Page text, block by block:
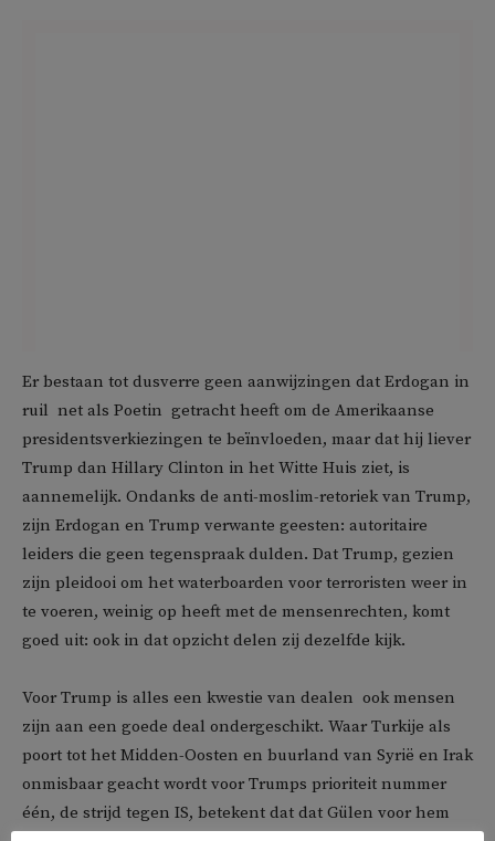
Er bestaan tot dusverre geen aanwijzingen dat Erdogan in
ruil  net als Poetin  getracht heeft om de Amerikaanse
presidentsverkiezingen te beïnvloeden, maar dat hij liever
Trump dan Hillary Clinton in het Witte Huis ziet, is
aannemelijk. Ondanks de anti-moslim-retoriek van Trump,
zijn Erdogan en Trump verwante geesten: autoritaire
leiders die geen tegenspraak dulden. Dat Trump, gezien
zijn pleidooi om het waterboarden voor terroristen weer in
te voeren, weinig op heeft met de mensenrechten, komt
goed uit: ook in dat opzicht delen zij dezelfde kijk.
Voor Trump is alles een kwestie van dealen  ook mensen
zijn aan een goede deal ondergeschikt. Waar Turkije als
poort tot het Midden-Oosten en buurland van Syrië en Irak
onmisbaar geacht wordt voor Trumps prioriteit nummer
één, de strijd tegen IS, betekent dat dat Gülen voor hem